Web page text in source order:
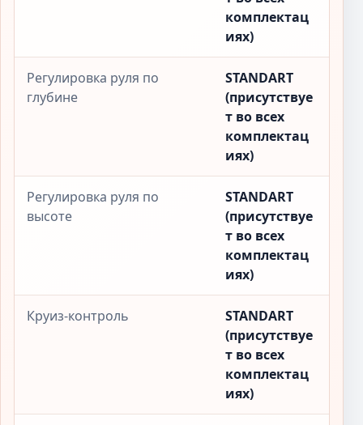
комплектац
иях)
Регулировка руля по
глубине
STANDART
(присутствуе
т во всех
комплектац
иях)
Регулировка руля по
высоте
STANDART
(присутствуе
т во всех
комплектац
иях)
Круиз-контроль
STANDART
(присутствуе
т во всех
комплектац
иях)